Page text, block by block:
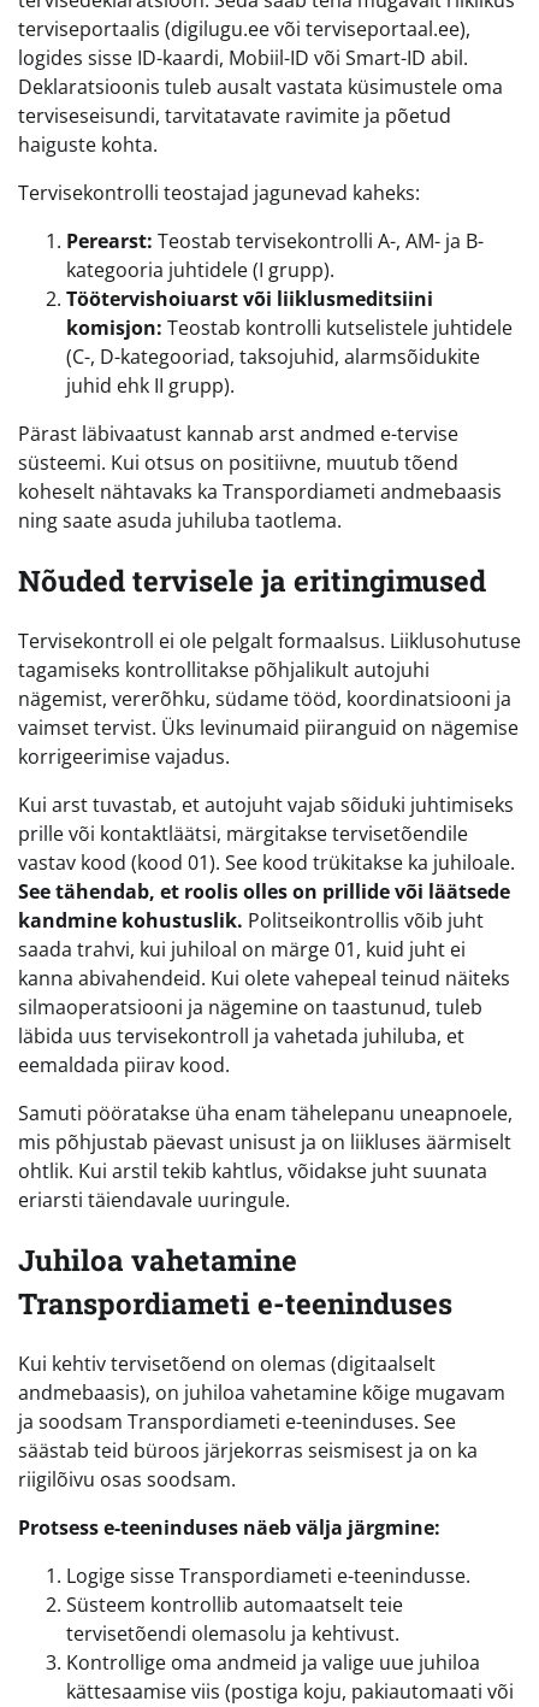
terviseportaalis (digilugu.ee või terviseportaal.ee),
logides sisse ID-kaardi, Mobiil-ID või Smart-ID abil.
Deklaratsioonis tuleb ausalt vastata küsimustele oma
terviseseisundi, tarvitatavate ravimite ja põetud
haiguste kohta.
Tervisekontrolli teostajad jagunevad kaheks:
Perearst: Teostab tervisekontrolli A-, AM- ja B-
kategooria juhtidele (I grupp).
Töötervishoiuarst või liiklusmeditsiini
komisjon: Teostab kontrolli kutselistele juhtidele
(C-, D-kategooriad, taksojuhid, alarmsõidukite
juhid ehk II grupp).
Pärast läbivaatust kannab arst andmed e-tervise
süsteemi. Kui otsus on positiivne, muutub tõend
koheselt nähtavaks ka Transpordiameti andmebaasis
ning saate asuda juhiluba taotlema.
Nõuded tervisele ja eritingimused
Tervisekontroll ei ole pelgalt formaalsus. Liiklusohutuse
tagamiseks kontrollitakse põhjalikult autojuhi
nägemist, vererõhku, südame tööd, koordinatsiooni ja
vaimset tervist. Üks levinumaid piiranguid on nägemise
korrigeerimise vajadus.
Kui arst tuvastab, et autojuht vajab sõiduki juhtimiseks
prille või kontaktläätsi, märgitakse tervisetõendile
vastav kood (kood 01). See kood trükitakse ka juhiloale.
See tähendab, et roolis olles on prillide või läätsede
kandmine kohustuslik. Politseikontrollis võib juht
saada trahvi, kui juhiloal on märge 01, kuid juht ei
kanna abivahendeid. Kui olete vahepeal teinud näiteks
silmaoperatsiooni ja nägemine on taastunud, tuleb
läbida uus tervisekontroll ja vahetada juhiluba, et
eemaldada piirav kood.
Samuti pööratakse üha enam tähelepanu uneapnoele,
mis põhjustab päevast unisust ja on liikluses äärmiselt
ohtlik. Kui arstil tekib kahtlus, võidakse juht suunata
eriarsti täiendavale uuringule.
Juhiloa vahetamine
Transpordiameti e-teeninduses
Kui kehtiv tervisetõend on olemas (digitaalselt
andmebaasis), on juhiloa vahetamine kõige mugavam
ja soodsam Transpordiameti e-teeninduses. See
säästab teid büroos järjekorras seismisest ja on ka
riigilõivu osas soodsam.
Protsess e-teeninduses näeb välja järgmine:
Logige sisse Transpordiameti e-teenindusse.
Süsteem kontrollib automaatselt teie
tervisetõendi olemasolu ja kehtivust.
Kontrollige oma andmeid ja valige uue juhiloa
kättesaamise viis (postiga koju, pakiautomaati või